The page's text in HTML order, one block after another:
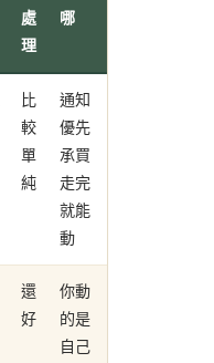
處
理
哪
比
較
單
純
通知
優先
承買
走完
就能
動
還
好
你動
的是
自己